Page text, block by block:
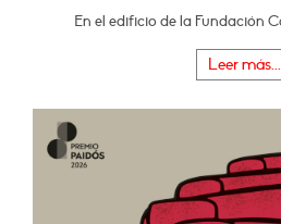
En el edificio de la Fundación
Leer más...